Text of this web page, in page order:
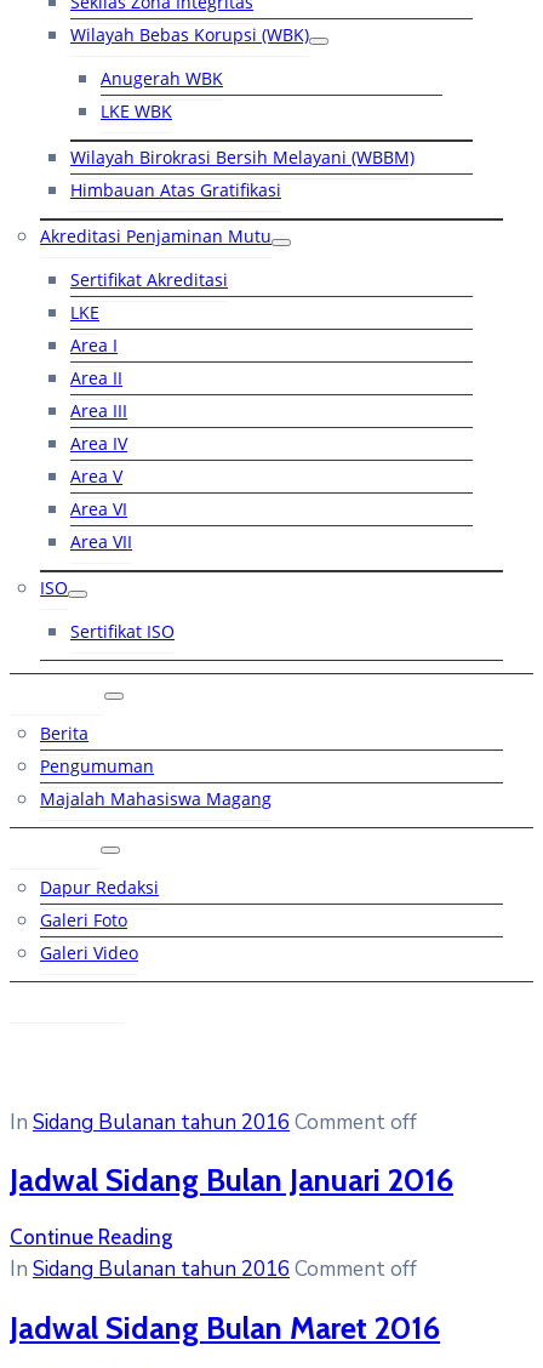
Wilayah Bebas Korupsi (WBK)
Anugerah WBK
LKE WBK
Wilayah Birokrasi Bersih Melayani (WBBM)
Himbauan Atas Gratifikasi
Akreditasi Penjaminan Mutu
Sertifikat Akreditasi
LKE
Area I
Area II
Area III
Area IV
Area V
Area VI
Area VII
ISO
Sertifikat ISO
Berita
Pengumuman
Majalah Mahasiswa Magang
Dapur Redaksi
Galeri Foto
Galeri Video
In Sidang Bulanan tahun 2016 Comment off
Jadwal Sidang Bulan Januari 2016
Continue Reading
In Sidang Bulanan tahun 2016 Comment off
Jadwal Sidang Bulan Maret 2016